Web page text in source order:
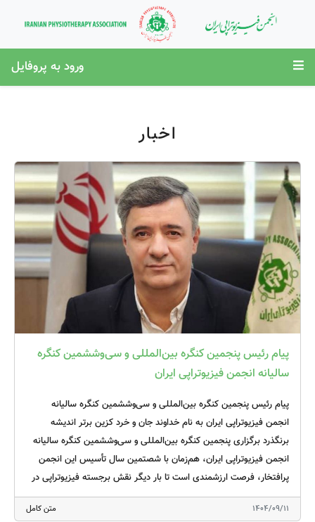
ورود به پروفایل
اخبار
پیام رئیس پنجمین کنگره بین‌المللی و سی‌وششمین کنگره
سالیانه انجمن فیزیوتراپی ایران
پیام رئیس پنجمین کنگره بین‌المللی و سی‌وششمین کنگره سالیانه
انجمن فیزیوتراپی ایران به نام خداوند جان و خرد کزین برتر اندیشه
برنگذرد برگزاری پنجمین کنگره بین‌المللی و سی‌وششمین کنگره سالیانه
انجمن فیزیوتراپی ایران، هم‌زمان با شصتمین سال تأسیس این انجمن
پرافتخار، فرصت ارزشمندی است تا بار دیگر نقش برجسته فیزیوتراپی در
ارتقای نظام سلامت کشور مورد تأکید قرار گیرد. امروز، فیزیوتراپی به
عنوان یکی از ارکان اساسی نظام سلامت، با تکیه بر دانش تخصصی،
1404/09/11 متن کامل